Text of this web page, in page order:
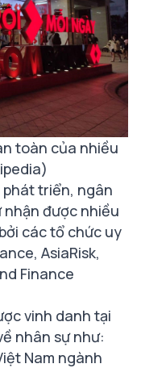
toàn của nhiều
phát triển, ngân
nhận được nhiều
các tổ chức uy
AsiaRisk,
Finance
vinh danh tại
nhân sự như:
Nam ngành